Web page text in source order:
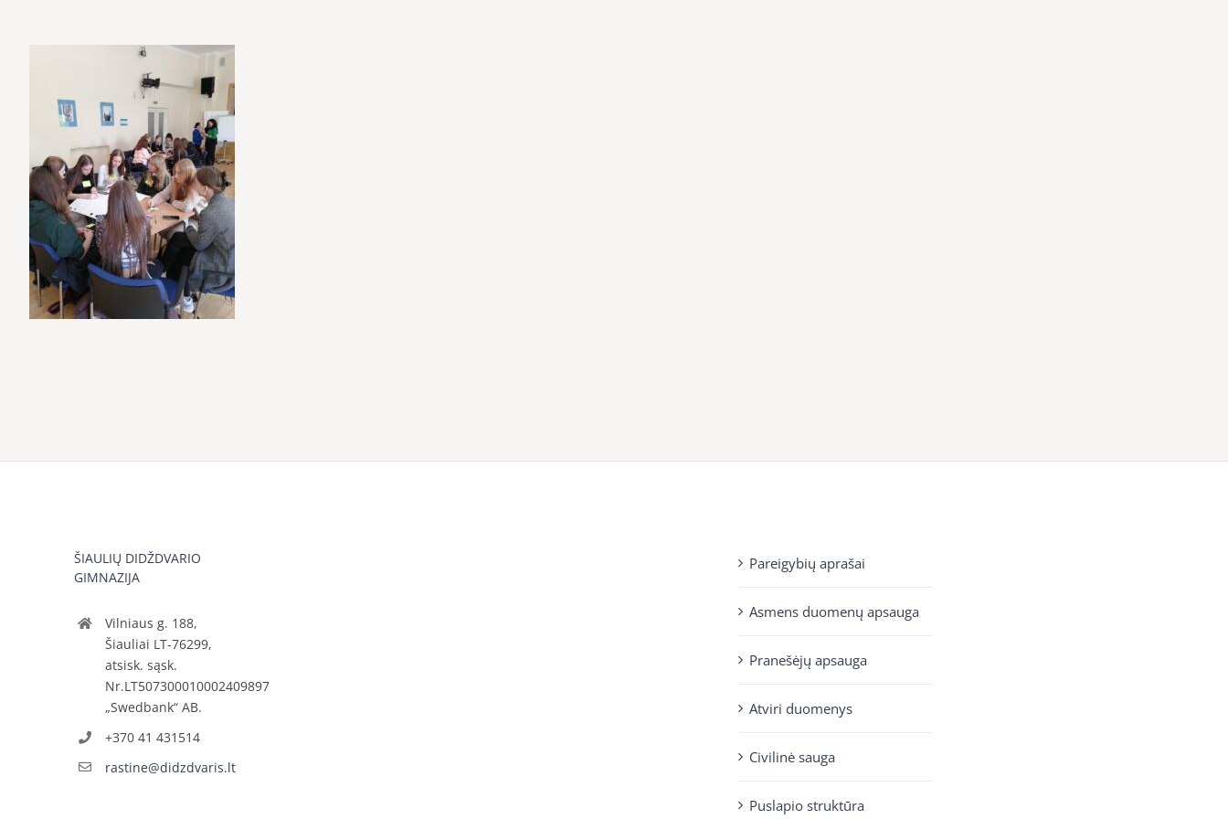
ŠIAULIŲ DIDŽDVARIO
GIMNAZIJA
Vilniaus g. 188,
Šiauliai LT-76299,
atsisk. sąsk.
Nr.LT507300010002409897
„Swedbank“ AB.
+370 41 431514
rastine@didzdvaris.lt
Pareigybių aprašai
Asmens duomenų apsauga
Pranešėjų apsauga
Atviri duomenys
Civilinė sauga
Puslapio struktūra